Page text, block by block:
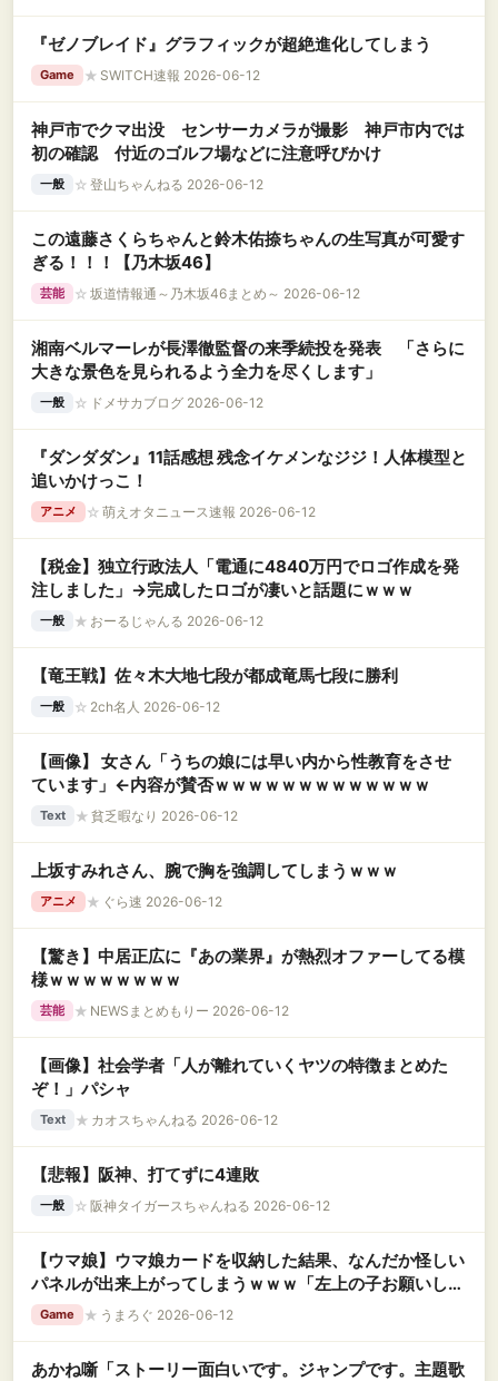
『ゼノブレイド』グラフィックが超絶進化してしまう
Game ★ SWITCH速報 2026-06-12
神戸市でクマ出没 センサーカメラが撮影 神戸市内では
初の確認 付近のゴルフ場などに注意呼びかけ
一般 ☆ 登山ちゃんねる 2026-06-12
この遠藤さくらちゃんと鈴木佑捺ちゃんの生写真が可愛す
ぎる！！！【乃木坂46】
芸能 ☆ 坂道情報通～乃木坂46まとめ～ 2026-06-12
湘南ベルマーレが長澤徹監督の来季続投を発表 「さらに
大きな景色を見られるよう全力を尽くします」
一般 ☆ ドメサカブログ 2026-06-12
『ダンダダン』11話感想 残念イケメンなジジ！人体模型と
追いかけっこ！
アニメ ☆ 萌えオタニュース速報 2026-06-12
【税金】独立行政法人「電通に4840万円でロゴ作成を発
注しました」→完成したロゴが凄いと話題にｗｗｗ
一般 ★ おーるじゃんる 2026-06-12
【竜王戦】佐々木大地七段が都成竜馬七段に勝利
一般 ☆ 2ch名人 2026-06-12
【画像】 女さん「うちの娘には早い内から性教育をさせ
ています」←内容が賛否ｗｗｗｗｗｗｗｗｗｗｗｗｗ
Text ★ 貧乏暇なり 2026-06-12
上坂すみれさん、腕で胸を強調してしまうｗｗｗ
アニメ ★ ぐら速 2026-06-12
【驚き】中居正広に『あの業界』が熱烈オファーしてる模
様ｗｗｗｗｗｗｗｗ
芸能 ★ NEWSまとめもりー 2026-06-12
【画像】社会学者「人が離れていくヤツの特徴まとめた
ぞ！」パシャ
Text ★ カオスちゃんねる 2026-06-12
【悲報】阪神、打てずに4連敗
一般 ☆ 阪神タイガースちゃんねる 2026-06-12
【ウマ娘】ウマ娘カードを収納した結果、なんだか怪しい
パネルが出来上がってしまうｗｗｗ「左上の子お願いしま
す」
Game ★ うまろぐ 2026-06-12
あかね噺「ストーリー面白いです。ジャンプです。主題歌